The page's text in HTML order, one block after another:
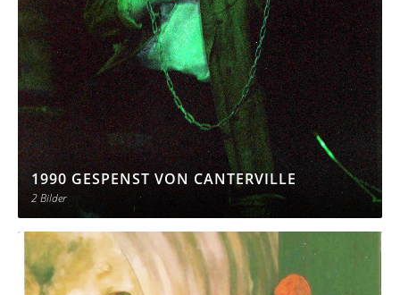
1990 GESPENST VON CANTERVILLE
2 Bilder